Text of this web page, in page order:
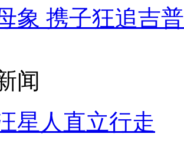
象 携子狂追吉
闻
星人直立行走